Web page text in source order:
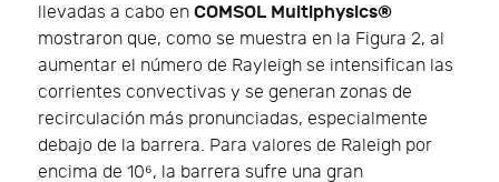
llevadas a cabo en COMSOL Multiphysics®
mostraron que, como se muestra en la Figura 2, al
aumentar el número de Rayleigh se intensifican las
corrientes convectivas y se generan zonas de
recirculación más pronunciadas, especialmente
debajo de la barrera. Para valores de Raleigh por
encima de 10⁶, la barrera sufre una gran